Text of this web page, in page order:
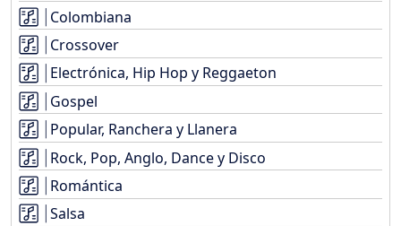
Colombiana
Crossover
Electrónica, Hip Hop y Reggaeton
Gospel
Popular, Ranchera y Llanera
Rock, Pop, Anglo, Dance y Disco
Romántica
Salsa